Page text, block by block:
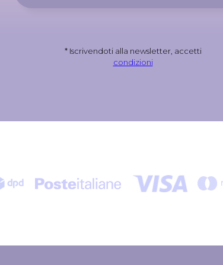
* Iscrivendoti alla newsletter, accetti
condizioni